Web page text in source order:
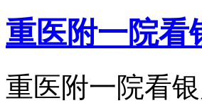
重医附一院看
重医附一院看